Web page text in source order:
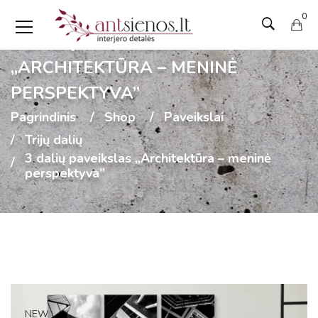
0
3 DALIŲ PAVEIKSLAS
„ARCHITEKTŪRA – MENINĖ
PERSPEKTYVA”
Pagrindinis Shop
Paveikslai
Trijų dalių
3 dalių paveikslas „Architektūra – meninė
perspektyva”
NEW